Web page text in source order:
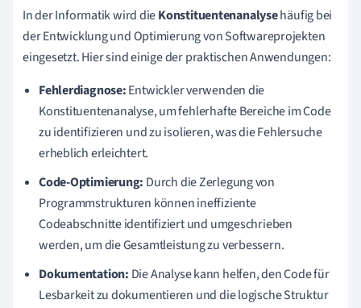
In der Informatik wird dieKonstituentenanalysehäufig bei
der Entwicklung und Optimierung von Softwareprojekten
eingesetzt. Hier sind einige der praktischen Anwendungen:
Fehlerdiagnose:Entwickler verwenden die
Konstituentenanalyse, um fehlerhafte Bereiche im Code
zu identifizieren und zu isolieren, was die Fehlersuche
erheblich erleichtert.
Code-Optimierung: Durch die Zerlegung von
Programmstrukturen können ineffiziente
Codeabschnitte identifiziert und umgeschrieben
werden, um die Gesamtleistung zu verbessern.
Dokumentation: Die Analyse kann helfen, den Code für
Lesbarkeit zu dokumentieren und die logische Struktur